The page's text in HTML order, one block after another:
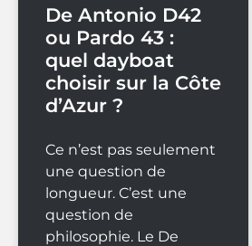
De Antonio D42
ou Pardo 43 :
quel dayboat
choisir sur la Côte
d’Azur ?
Ce n’est pas seulement
une question de
longueur. C’est une
question de
philosophie. Le De